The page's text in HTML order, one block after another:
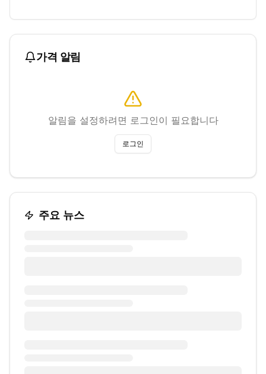
가격 알림
알림을 설정하려면 로그인이 필요합니다
로그인
주요 뉴스